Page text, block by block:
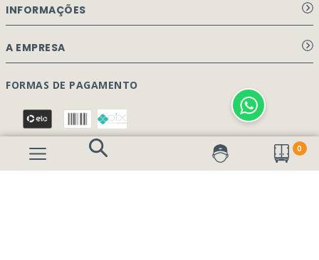
0
INFORMAÇÕES
Aviso de privacidade Dex Peças
Perguntas Frequentes
Formulário Garantia/Devolução
A EMPRESA
Página Principal
Quem Somos
Nossa Cultura
FORMAS DE PAGAMENTO
SEGURANÇA E PRIVACIDADE